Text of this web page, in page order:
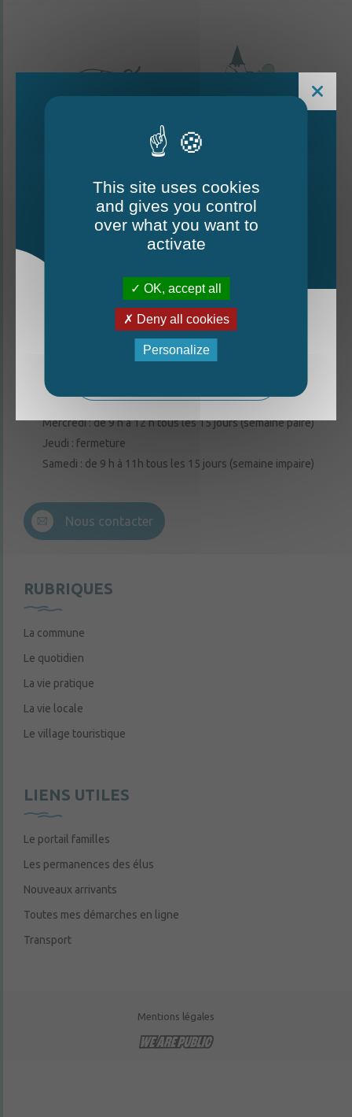
CONTACTEZ-NOUS
6 rue de la Harderie, 49220 Thorigné d’Anjou
Lundi, mardi, vendredi : de 9 h à 12 h
Mercredi : de 9 h à 12 h tous les 15 jours (semaine paire)
Jeudi : fermeture
Samedi : de 9 h à 11h tous les 15 jours (semaine impaire)
Nous contacter
RUBRIQUES
La commune
Le quotidien
La vie pratique
La vie locale
Le village touristique
LIENS UTILES
Le portail familles
Les permanences des élus
Nouveaux arrivants
Toutes mes démarches en ligne
Transport
Mentions légales
Le Mag - édition estivale
La nouvelle édition du Mag est arrivée!
This site uses cookies
and gives you control
over what you want to
activate
OK, accept all
Deny all cookies
Personalize